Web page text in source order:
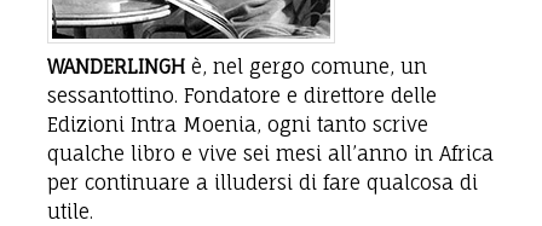
WANDERLINGH è, nel gergo comune, un
sessantottino. Fondatore e direttore delle
Edizioni Intra Moenia, ogni tanto scrive
qualche libro e vive sei mesi all’anno in Africa
per continuare a illudersi di fare qualcosa di
utile.